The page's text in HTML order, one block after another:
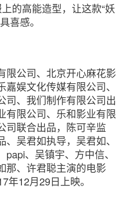
的高能造型，让这款“妖
喜感。
限公司、北京开心麻花影
娱文化传媒有限公司、
司、我们制作有限公司出
有限公司、乐和影业有限
司联合出品，陈可辛监
吴君如执导，吴君如、
、吴镇宇、方中信、
那、许君聪主演的电影
年12月29日上映。